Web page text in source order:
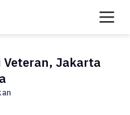
Veteran, Jakarta